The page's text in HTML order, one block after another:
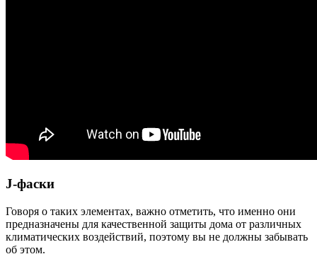
J-фаски
Говоря о таких элементах, важно отметить, что именно они
предназначены для качественной защиты дома от различных
климатических воздействий, поэтому вы не должны забывать
об этом.